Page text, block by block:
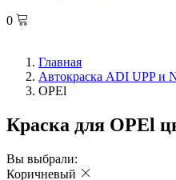
0
Главная
Автокраска ADI UPP и
OPEl
Краска для OPEl
Вы выбрали:
Коричневый